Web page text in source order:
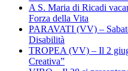
A S. Maria di Ricadi
Forza della Vita
PARAVATI (VV) –
Disabilità
TROPEA (VV) – Il 2
Creativa”